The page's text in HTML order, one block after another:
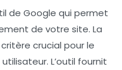
de Google qui permet
de votre site. La
crucial pour le
L’outil fournit